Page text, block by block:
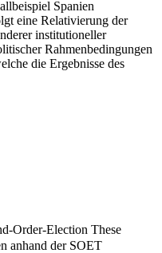
Spanien
eine Relativierung der
institutioneller
Rahmenbedingungen
die Ergebnisse des
Order-Election These
anhand der SOET